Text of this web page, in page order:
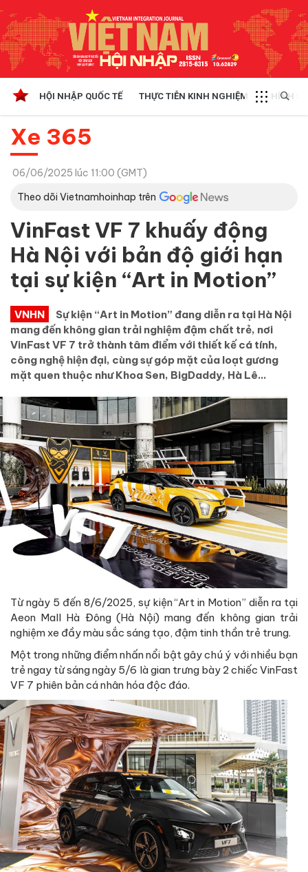
HỘI NHẬP QUỐC TẾ THỰC TIỄN KINH NGHIỆM CHÍNH
Xe 365
06/06/2025 lúc 11:00 (GMT)
Theo dõi Vietnamhoinhap trên
VinFast VF 7 khuấy động
Hà Nội với bản độ giới hạn
tại sự kiện “Art in Motion”
VNHN
Sự kiện “Art in Motion” đang diễn ra tại Hà Nội
mang đến không gian trải nghiệm đậm chất trẻ, nơi
VinFast VF 7 trở thành tâm điểm với thiết kế cá tính,
công nghệ hiện đại, cùng sự góp mặt của loạt gương
mặt quen thuộc như Khoa Sen, BigDaddy, Hà Lê…
Từ ngày 5 đến 8/6/2025, sự kiện “Art in Motion” diễn ra tại
Aeon Mall Hà Đông (Hà Nội) mang đến không gian trải
nghiệm xe đầy màu sắc sáng tạo, đậm tinh thần trẻ trung.
Một trong những điểm nhấn nổi bật gây chú ý với nhiều bạn
trẻ ngay từ sáng ngày 5/6 là gian trưng bày 2 chiếc VinFast
VF 7 phiên bản cá nhân hóa độc đáo.